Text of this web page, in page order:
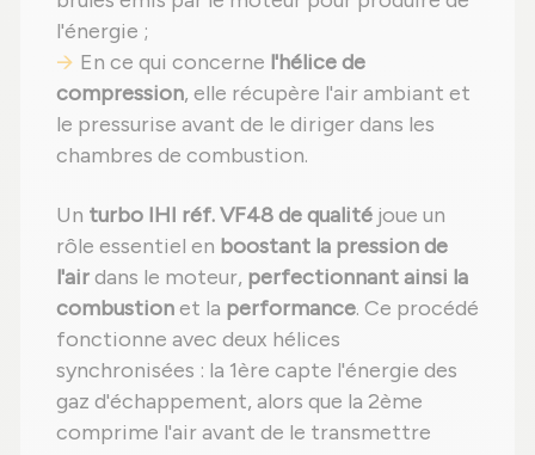
l'énergie ;
En ce qui concerne l'hélice de
compression, elle récupère l'air ambiant et
le pressurise avant de le diriger dans les
chambres de combustion.
Un turbo IHI réf. VF48 de qualité joue un
rôle essentiel en boostant la pression de
l'airdans le moteur, perfectionnant ainsi la
combustionet la performance. Ce procédé
fonctionne avec deux hélices
synchronisées : la 1ère capte l'énergie des
gaz d'échappement, alors que la 2ème
comprime l'air avant de le transmettre